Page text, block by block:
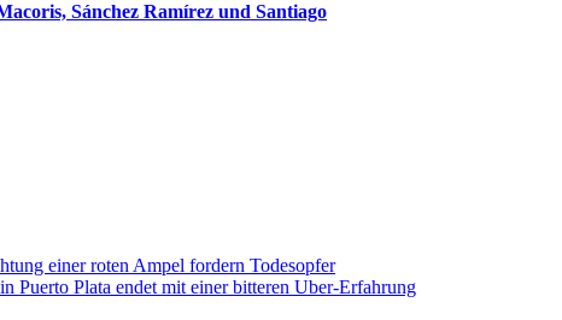
Sánchez Ramírez und Santiago
einer roten Ampel fordern Todesopfer
Puerto Plata endet mit einer bitteren Uber-Erfahrung